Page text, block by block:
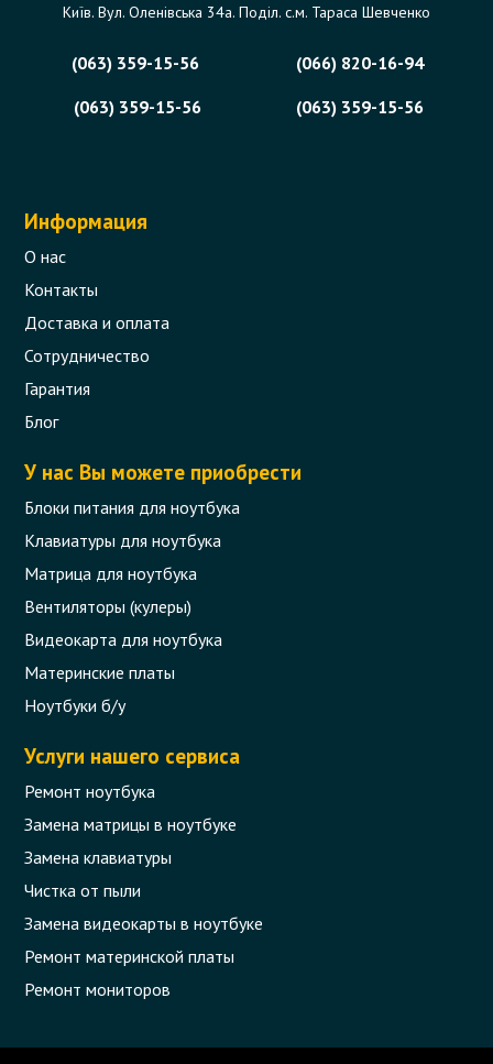
Київ. Вул. Оленівська 34а. Поділ. с.м. Тараса Шевченко
(063) 359-15-56
(066) 820-16-94
(063) 359-15-56
(063) 359-15-56
Информация
О нас
Контакты
Доставка и оплата
Сотрудничество
Гарантия
Блог
У нас Вы можете приобрести
Блоки питания для ноутбука
Клавиатуры для ноутбука
Матрица для ноутбука
Вентиляторы (кулеры)
Видеокарта для ноутбука
Материнские платы
Ноутбуки б/у
Услуги нашего сервиса
Ремонт ноутбука
Замена матрицы в ноутбуке
Замена клавиатуры
Чистка от пыли
Замена видеокарты в ноутбуке
Ремонт материнской платы
Ремонт мониторов